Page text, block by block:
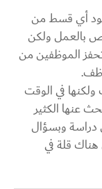
أي قسط من
بالعمل ولكن
الموظفين من
ولكنها في الوقت
عنها الكثير
دراسة وبسؤال
هناك قلة في